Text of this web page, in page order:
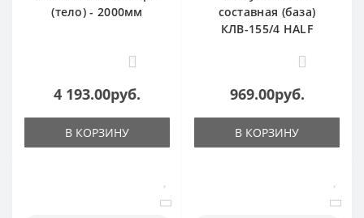
(тело) - 2000мм
0
4 193.00руб.
В КОРЗИНУ
составная (база)
КЛВ-155/4 HALF
0
969.00руб.
В КОРЗИНУ